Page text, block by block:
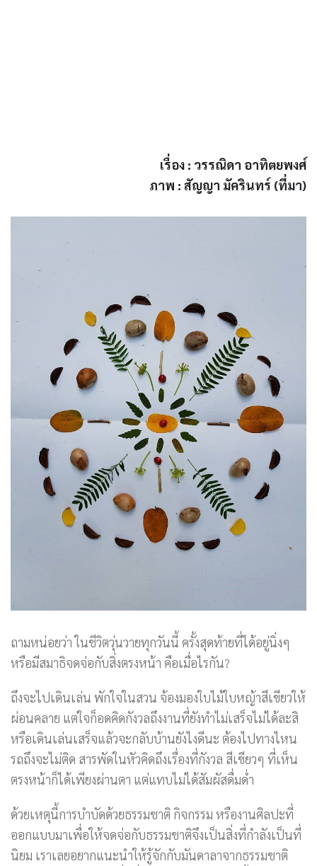
เรื่อง : วรรณิดา อาทิตยพงศ์
ภาพ : สัญญา มัครินทร์ (ที่มา)
ถามหน่อยว่า ในชีวิตวุ่นวายทุกวันนี้ ครั้งสุดท้ายที่ได้อยู่นิ่งๆ
หรือมีสมาธิจดจ่อกับสิ่งตรงหน้า คือเมื่อไรกัน?
ถึงจะไปเดินเล่น พักใจในสวน จ้องมองใบไม้ใบหญ้าสีเขียวให้
ผ่อนคลาย แต่ใจก็อดคิดกังวลถึงงานที่ยังทำไม่เสร็จไม่ได้ละสิ
หรือเดินเล่นเสร็จแล้วจะกลับบ้านยังไงดีนะ ต้องไปทางไหน
รถถึงจะไม่ติด สารพัดในหัวคิดถึงเรื่องที่กังวล สีเขียวๆ ที่เห็น
ตรงหน้าก็ได้เพียงผ่านตา แต่แทบไม่ได้สัมผัสดื่มด่ำ
ด้วยเหตุนี้การบำบัดด้วยธรรมชาติ กิจกรรม หรืองานศิลปะที่
ออกแบบมาเพื่อให้จดจ่อกับธรรมชาติจึงเป็นสิ่งที่กำลังเป็นที่
นิยม เราเลยอยากแนะนำให้รู้จักกับมันดาลาจากธรรมชาติ